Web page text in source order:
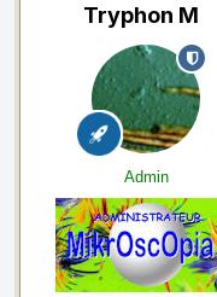
Tryphon M
Admin